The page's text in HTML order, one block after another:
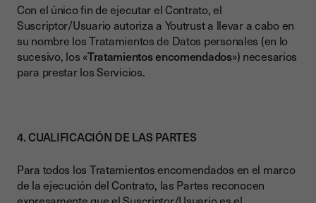
Con el único fin de ejecutar el Contrato, el
Suscriptor/Usuario autoriza a Youtrust a llevar a cabo en
su nombre los Tratamientos de Datos personales (en lo
sucesivo, los «Tratamientos encomendados») necesarios
para prestar los Servicios.
4. CUALIFICACIÓN DE LAS PARTES
Para todos los Tratamientos encomendados en el marco
de la ejecución del Contrato, las Partes reconocen